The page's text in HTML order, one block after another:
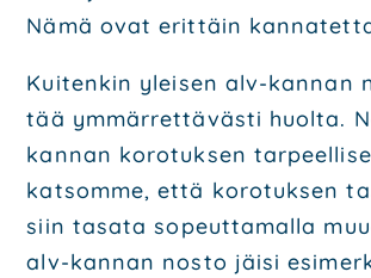
Nämä ovat erit­täin
Kui­ten­kin ylei­sen alv-kan­nan
tää ymmär­ret­tä­väs­ti huol­ta.
kan­nan koro­tuk­sen
kat­som­me, että koro­tuk­sen
siin tasa­ta sopeut­ta­mal­la
alv-kan­nan nos­to jäi­si